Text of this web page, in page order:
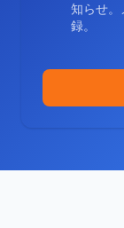
知らせ。
録。